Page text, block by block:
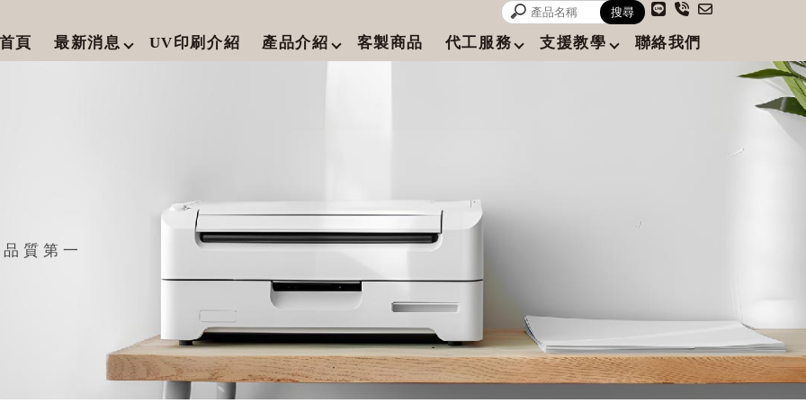
頁 最新消息 UV印刷介紹 產品介紹 客製商品 代工服務 支援教學 聯絡我們